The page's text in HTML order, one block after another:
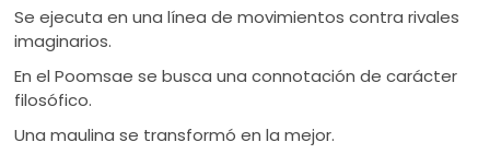
Se ejecuta en una línea de movimientos contra rivales
imaginarios.
En el Poomsae se busca una connotación de carácter
filosófico.
Una maulina se transformó en la mejor.